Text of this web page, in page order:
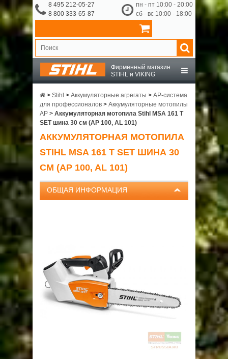
8 495 212-05-27
8 800 333-65-87
пн - пт 10:00 - 20:00
сб - вс 10:00 - 18:00
Фирменный магазин
STIHL и VIKING
STIHL
VIKING
ПРИНАДЛЕЖНОСТИ
ГАРАНТИЯ И СЕРВИС
ПОЛЬЗОВАТЕЛЬСКОЕ СОГЛАШЕНИЕ
> Stihl > Аккумуляторные агрегаты > AP-система
для профессионалов > Аккумуляторные мотопилы
AP > Аккумуляторная мотопила Stihl MSA 161 T
SET шина 30 см (AP 100, AL 101)
АККУМУЛЯТОРНАЯ МОТОПИЛА
STIHL MSA 161 T SET ШИНА 30
СМ (AP 100, AL 101)
ОБЩАЯ ИНФОРМАЦИЯ